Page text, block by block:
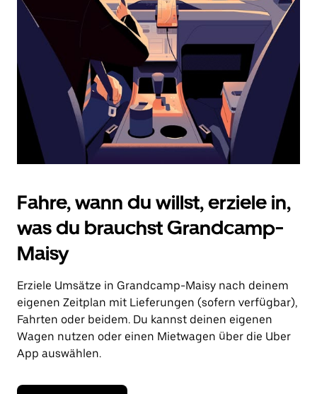
Drücke
die
Escape-
Taste,
den
Kalender
zu
schließen.
Fahre, wann du willst, erziele in,
was du brauchst Grandcamp-
Maisy
Erziele Umsätze in Grandcamp-Maisy nach deinem
eigenen Zeitplan mit Lieferungen (sofern verfügbar),
Fahrten oder beidem. Du kannst deinen eigenen
Wagen nutzen oder einen Mietwagen über die Uber
App auswählen.